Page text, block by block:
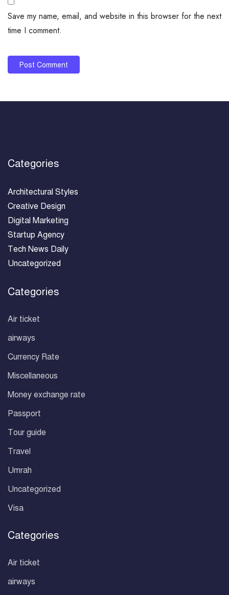
Save my name, email, and website in this browser for the next
time I comment.
Categories
Architectural Styles
Creative Design
Digital Marketing
Startup Agency
Tech News Daily
Uncategorized
Categories
Air ticket
airways
Currency Rate
Miscellaneous
Money exchange rate
Passport
Tour guide
Travel
Umrah
Uncategorized
Visa
Categories
Air ticket
airways